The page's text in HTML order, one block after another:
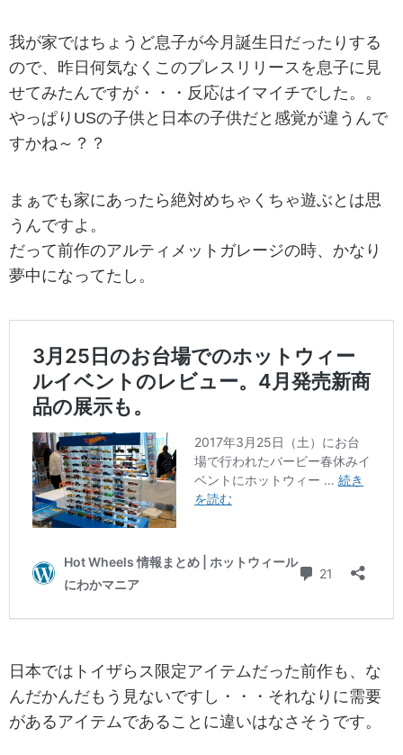
我が家ではちょうど息子が今月誕生日だったりする
ので、昨日何気なくこのプレスリリースを息子に見
せてみたんですが・・・反応はイマイチでした。。
やっぱりUSの子供と日本の子供だと感覚が違うんで
すかね～？？
まぁでも家にあったら絶対めちゃくちゃ遊ぶとは思
うんですよ。
だって前作のアルティメットガレージの時、かなり
夢中になってたし。
日本ではトイザらス限定アイテムだった前作も、な
んだかんだもう見ないですし・・・それなりに需要
があるアイテムであることに違いはなさそうです。